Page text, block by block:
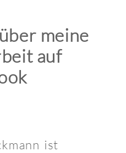
meine
auf
ist